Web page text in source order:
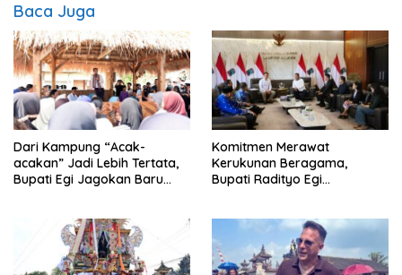
Baca Juga
Dari Kampung “Acak-
acakan” Jadi Lebih Tertata,
Bupati Egi Jagokan Baru
Komitmen Merawat
Kerukunan Beragama,
Bupati Radityo Egi
Lampung